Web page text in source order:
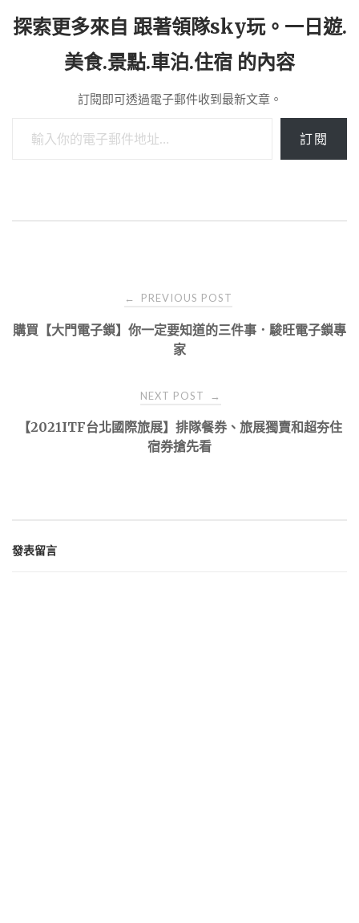
探索更多來自 跟著領隊sky玩。一日遊.
美食.景點.車泊.住宿 的內容
訂閱即可透過電子郵件收到最新文章。
訂閱
navigation
← PREVIOUS POST
購買【大門電子鎖】你一定要知道的三件事．駿旺電子鎖專
家
NEXT POST →
【2021ITF台北國際旅展】排隊餐券、旅展獨賣和超夯住
宿券搶先看
發表留言